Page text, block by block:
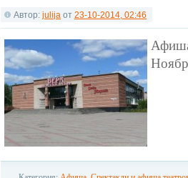
Автор: julija от 23-10-2014, 02:46